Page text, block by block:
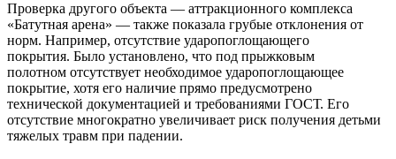
Проверка другого объекта — аттракционного комплекса
«Батутная арена» — также показала грубые отклонения от
норм. Например, отсутствие ударопоглощающего
покрытия. Было установлено, что под прыжковым
полотном отсутствует необходимое ударопоглощающее
покрытие, хотя его наличие прямо предусмотрено
технической документацией и требованиями ГОСТ. Его
отсутствие многократно увеличивает риск получения детьми
тяжелых травм при падении.